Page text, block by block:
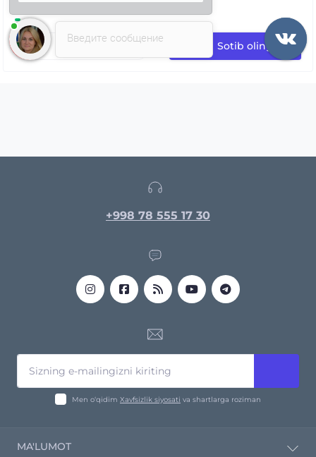
Sotib oling
+998 78 555 17 30
Men o‘qidim Xavfsizlik siyosati va shartlarga roziman
MA'LUMOT
Введите сообщение